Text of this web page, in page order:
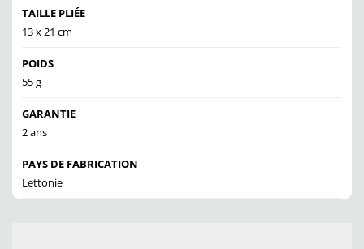
TAILLE PLIÉE
13 x 21 cm
POIDS
55 g
GARANTIE
2 ans
PAYS DE FABRICATION
Lettonie